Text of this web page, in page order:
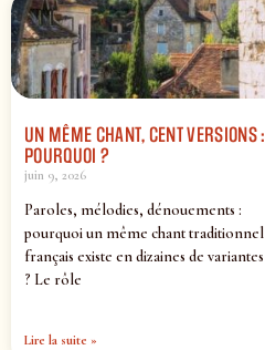
UN MÊME CHANT, CENT VERSIONS :
POURQUOI ?
juin 9, 2026
Paroles, mélodies, dénouements :
pourquoi un même chant traditionnel
français existe en dizaines de variantes
? Le rôle
Lire la suite »